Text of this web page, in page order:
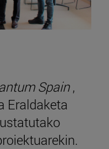
Spain,
Eraldaketa